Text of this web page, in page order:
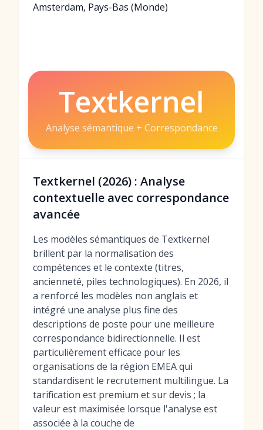
Amsterdam, Pays-Bas (Monde)
Textkernel
Analyse sémantique + Correspondance
Textkernel (2026) : Analyse
contextuelle avec correspondance
avancée
Les modèles sémantiques de Textkernel
brillent par la normalisation des
compétences et le contexte (titres,
ancienneté, piles technologiques). En 2026, il
a renforcé les modèles non anglais et
intégré une analyse plus fine des
descriptions de poste pour une meilleure
correspondance bidirectionnelle. Il est
particulièrement efficace pour les
organisations de la région EMEA qui
standardisent le recrutement multilingue. La
tarification est premium et sur devis ; la
valeur est maximisée lorsque l'analyse est
associée à la couche de